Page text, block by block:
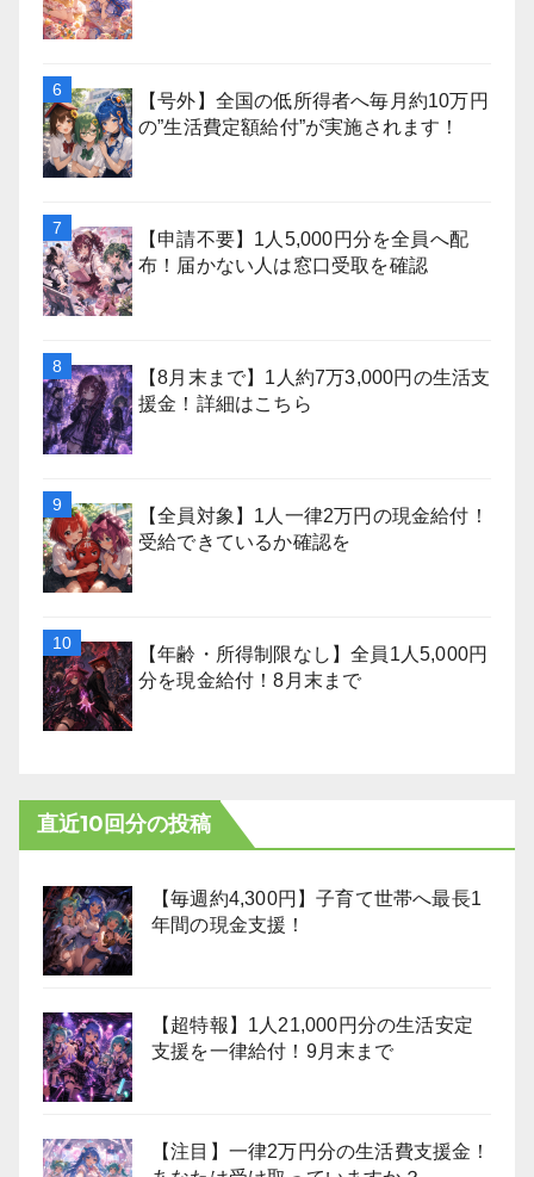
【号外】全国の低所得者へ毎月約10万円
の”生活費定額給付”が実施されます！
【申請不要】1人5,000円分を全員へ配
布！届かない人は窓口受取を確認
【8月末まで】1人約7万3,000円の生活支
援金！詳細はこちら
【全員対象】1人一律2万円の現金給付！
受給できているか確認を
【年齢・所得制限なし】全員1人5,000円
分を現金給付！8月末まで
直近10回分の投稿
【毎週約4,300円】子育て世帯へ最長1
年間の現金支援！
【超特報】1人21,000円分の生活安定
支援を一律給付！9月末まで
【注目】一律2万円分の生活費支援金！